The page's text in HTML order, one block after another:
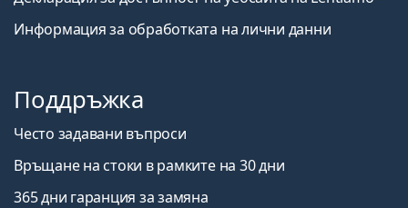
Информация за обработката на лични данни
Поддръжка
Често задавани въпроси
Връщане на стоки в рамките на 30 дни
365 дни гаранция за замяна